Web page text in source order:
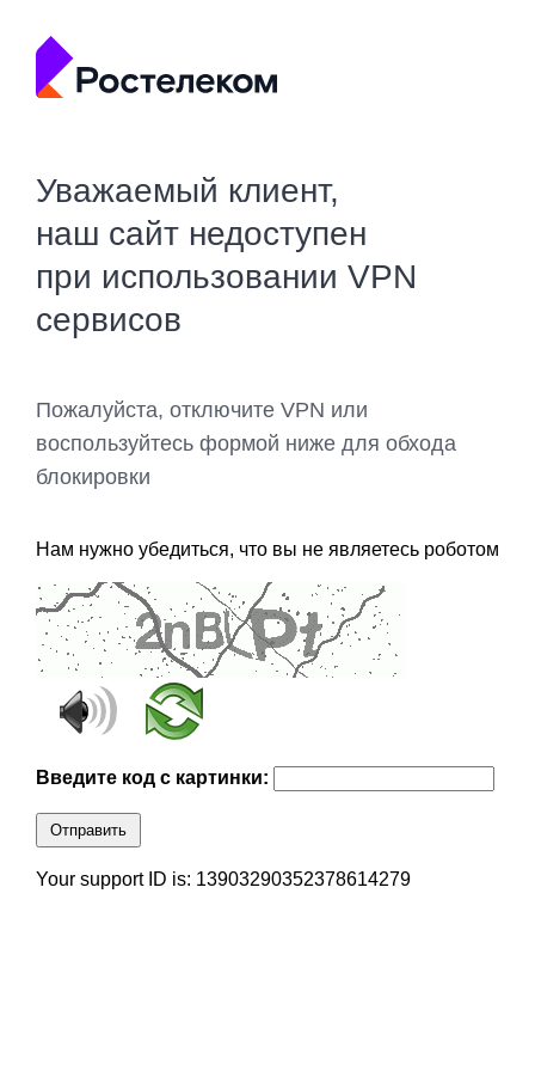
Уважаемый клиент,
наш сайт недоступен
при использовании VPN
сервисов
Пожалуйста, отключите VPN или
воспользуйтесь формой ниже для обхода
блокировки
Нам нужно убедиться, что вы не являетесь роботом
Введите код с картинки:
Отправить
Your support ID is: 13903290352378614279